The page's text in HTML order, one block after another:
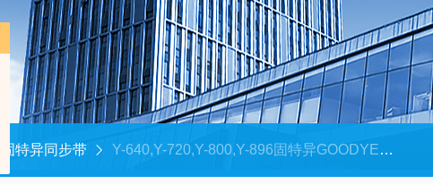
固特异同步带 Y-640,Y-720,Y-800,Y-896固特异GOODYEAR人字齿同步带